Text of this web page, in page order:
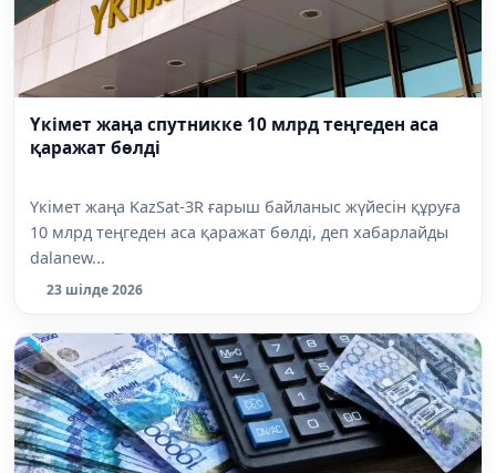
Үкімет жаңа спутникке 10 млрд теңгеден аса
қаражат бөлді
Үкімет жаңа KazSat-3R ғарыш байланыс жүйесін құруға
10 млрд теңгеден аса қаражат бөлді, деп хабарлайды
dalanew...
23 шілде 2026